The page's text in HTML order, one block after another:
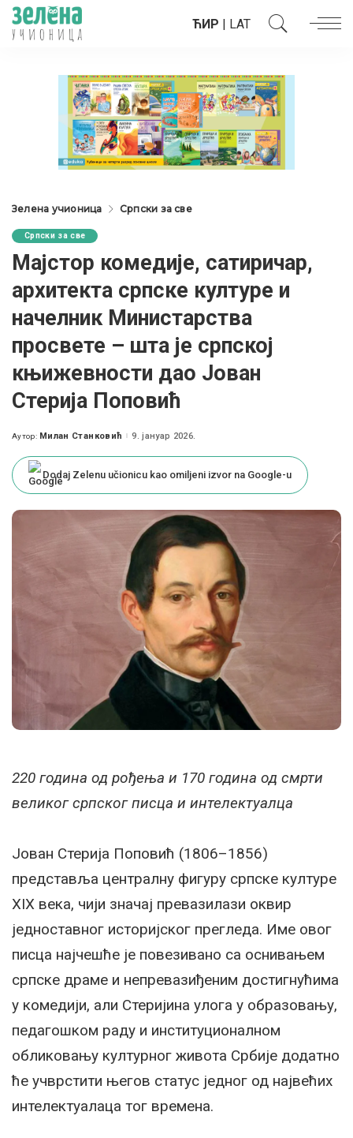
ЋИР | LAT
Зелена учионица Српски за све
Српски за све
Мајстор комедије, сатиричар,
архитекта српске културе и
начелник Министарства
просвете – шта је српској
књижевности дао Јован
Стерија Поповић
Posted
Аутор: Милан Станковић 9. јануар 2026.
Dodaj Zelenu učionicu kao omiljeni izvor na Google-u
220 година од рођења и 170 година од смрти
великог српског писца и интелектуалца
Јован Стерија Поповић (1806–1856)
представља централну фигуру српске културе
XIX века, чији значај превазилази оквир
једноставног историјског прегледа. Име овог
писца најчешће је повезивано са оснивањем
српске драме и непревазиђеним достигнућима
у комедији, али Стеријина улога у образовању,
педагошком раду и институционалном
обликовању културног живота Србије додатно
ће учврстити његов статус једног од највећих
интелектуалаца тог времена.